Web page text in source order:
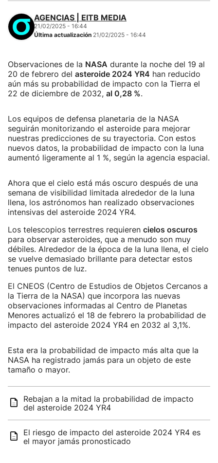
AGENCIAS | EITB MEDIA
21/02/2025 - 16:44
Última actualización 21/02/2025 - 16:44
Observaciones de la NASA durante la noche del 19 al
20 de febrero del asteroide 2024 YR4 han reducido
aún más su probabilidad de impacto con la Tierra el
22 de diciembre de 2032, al 0,28 %.
Los equipos de defensa planetaria de la NASA
seguirán monitorizando el asteroide para mejorar
nuestras predicciones de su trayectoria. Con estos
nuevos datos, la probabilidad de impacto con la luna
aumentó ligeramente al 1 %, según la agencia espacial.
Ahora que el cielo está más oscuro después de una
semana de visibilidad limitada alrededor de la luna
llena, los astrónomos han realizado observaciones
intensivas del asteroide 2024 YR4.
Los telescopios terrestres requieren cielos oscuros
para observar asteroides, que a menudo son muy
débiles. Alrededor de la época de la luna llena, el cielo
se vuelve demasiado brillante para detectar estos
tenues puntos de luz.
El CNEOS (Centro de Estudios de Objetos Cercanos a
la Tierra de la NASA) que incorpora las nuevas
observaciones informadas al Centro de Planetas
Menores actualizó el 18 de febrero la probabilidad de
impacto del asteroide 2024 YR4 en 2032 al 3,1%.
Esta era la probabilidad de impacto más alta que la
NASA ha registrado jamás para un objeto de este
tamaño o mayor.
Rebajan a la mitad la probabilidad de impacto
del asteroide 2024 YR4
El riesgo de impacto del asteroide 2024 YR4 es
el mayor jamás pronosticado